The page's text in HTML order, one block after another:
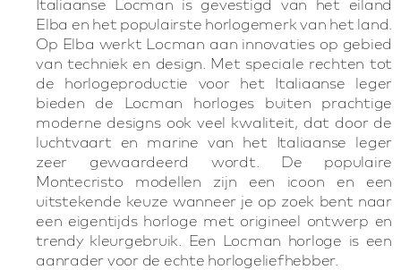
Italiaanse Locman is gevestigd van het eiland
Elba en het populairste horlogemerk van het land.
Op Elba werkt Locman aan innovaties op gebied
van techniek en design. Met speciale rechten tot
de horlogeproductie voor het Italiaanse leger
bieden de Locman horloges buiten prachtige
moderne designs ook veel kwaliteit, dat door de
luchtvaart en marine van het Italiaanse leger
zeer gewaardeerd wordt. De populaire
Montecristo modellen zijn een icoon en een
uitstekende keuze wanneer je op zoek bent naar
een eigentijds horloge met origineel ontwerp en
trendy kleurgebruik. Een Locman horloge is een
aanrader voor de echte horlogeliefhebber.